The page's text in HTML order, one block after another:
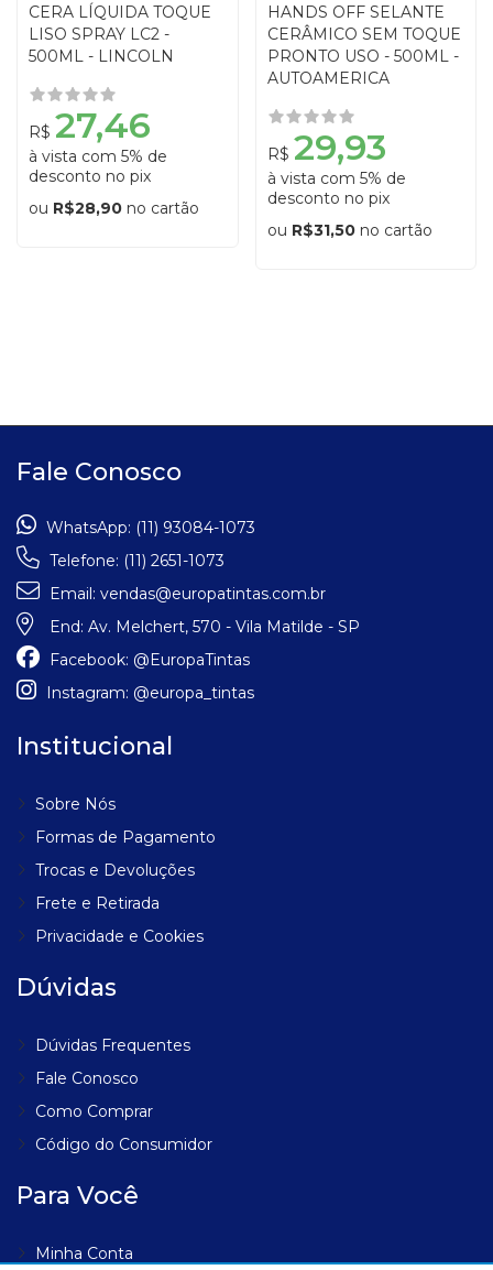
CERA LÍQUIDA TOQUE
LISO SPRAY LC2 -
500ML - LINCOLN
R$ 27,46
à vista com 5% de
desconto no pix
ou R$28,90 no cartão
HANDS OFF SELANTE
CERÂMICO SEM TOQUE
PRONTO USO - 500ML -
AUTOAMERICA
R$ 29,93
à vista com 5% de
desconto no pix
ou R$31,50no cartão
Fale Conosco
WhatsApp: (11) 93084-1073
Telefone: (11) 2651-1073
Email: vendas@europatintas.com.br
End: Av. Melchert, 570 - Vila Matilde - SP
Facebook: @EuropaTintas
Instagram: @europa_tintas
Institucional
Sobre Nós
Formas de Pagamento
Trocas e Devoluções
Frete e Retirada
Privacidade e Cookies
Dúvidas
Dúvidas Frequentes
Fale Conosco
Como Comprar
Código do Consumidor
Para Você
Minha Conta